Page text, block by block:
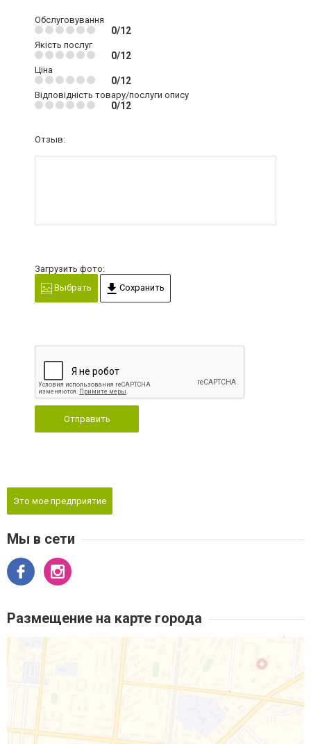
Обслуговування
0/12
Якість послуг
0/12
Ціна
0/12
Відповідність товару/послуги опису
0/12
Отзыв:
Загрузить фото:
Выбрать
Сохранить
Отправить
Это мое предприятие
Мы в сети
Размещение на карте города